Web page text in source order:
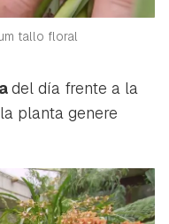
tallo floral
del día frente a la
planta genere